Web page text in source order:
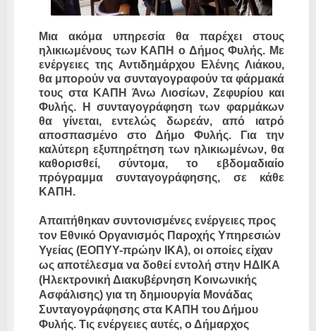
Μια ακόμα υπηρεσία θα παρέχει στους
ηλικιωμένους των ΚΑΠΗ ο Δήμος Φυλής. Με
ενέργειες της Αντιδημάρχου Ελένης Λιάκου,
θα μπορούν να συνταγογραφούν τα φάρμακά
τους στα ΚΑΠΗ Άνω Λιοσίων, Ζεφυρίου και
Φυλής. Η συνταγογράφηση των φαρμάκων
θα γίνεται, εντελώς δωρεάν, από ιατρό
αποσπασμένο στο Δήμο Φυλής. Για την
καλύτερη εξυπηρέτηση των ηλικιωμένων, θα
καθορισθεί, σύντομα, το εβδομαδιαίο
πρόγραμμα συνταγογράφησης, σε κάθε
ΚΑΠΗ.
Απαιτήθηκαν συντονισμένες ενέργειες προς
τον Εθνικό Οργανισμός Παροχής Υπηρεσιών
Υγείας (ΕΟΠΥΥ-πρώην ΙΚΑ), οι οποίες είχαν
ως αποτέλεσμα να δοθεί εντολή στην ΗΔΙΚΑ
(Ηλεκτρονική Διακυβέρνηση Κοινωνικής
Ασφάλισης) για τη δημιουργία Μονάδας
Συνταγογράφησης στα ΚΑΠΗ του Δήμου
Φυλής. Τις ενέργειες αυτές, ο Δήμαρχος